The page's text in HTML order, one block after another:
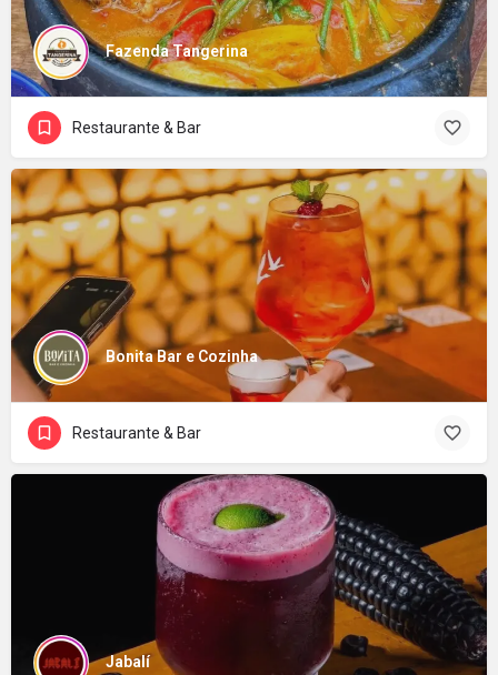
Fazenda Tangerina
Restaurante & Bar
Bonita Bar e Cozinha
Restaurante & Bar
Jabalí